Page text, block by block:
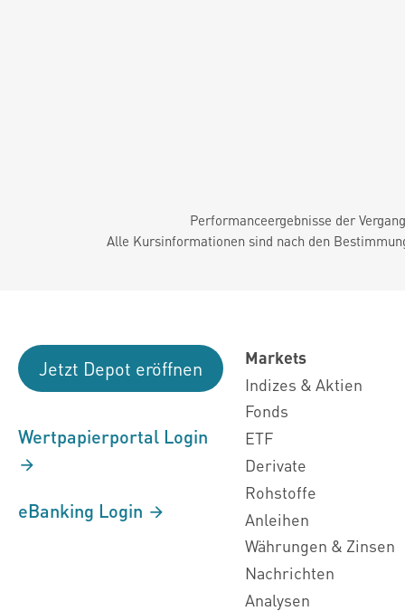
Performanceergebnisse der
Alle Kursinformationen sind nach den
Jetzt Depot eröffnen
Wertpapierportal Login
eBanking Login
Markets
Indizes & Aktien
Fonds
ETF
Derivate
Rohstoffe
Anleihen
Währungen & Zinsen
Nachrichten
Analysen